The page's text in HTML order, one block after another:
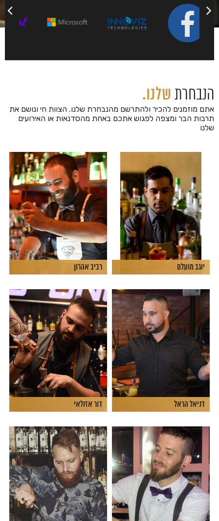
הנבחרת שלנו.
אתם מוזמנים להכיר ולהתרשם מהנבחרת שלנו‪.‬ הצוות חי ונושם את
תרבות הבר ומצפה לפגוש אתכם באחת מהסדנאות או האירועים
שלנו
יוגב מועלם רביב אהרון
דניאל הראל דור אזולאי